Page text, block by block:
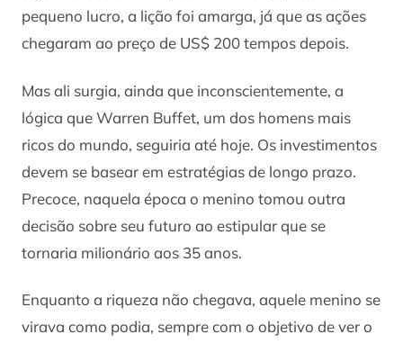
pequeno lucro, a lição foi amarga, já que as ações
chegaram ao preço de US$ 200 tempos depois.
Mas ali surgia, ainda que inconscientemente, a
lógica que Warren Buffet, um dos homens mais
ricos do mundo, seguiria até hoje. Os investimentos
devem se basear em estratégias de longo prazo.
Precoce, naquela época o menino tomou outra
decisão sobre seu futuro ao estipular que se
tornaria milionário aos 35 anos.
Enquanto a riqueza não chegava, aquele menino se
virava como podia, sempre com o objetivo de ver o